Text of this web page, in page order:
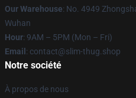
Our Warehouse: No. 4949
Wuhan
Hour: 9AM – 5PM (Mon – Fri)
Email : contact@slim-thug.shop
Notre société
À propos de nous